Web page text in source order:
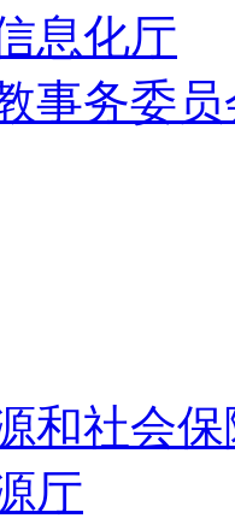
息化厅
事务委员
和社会
厅